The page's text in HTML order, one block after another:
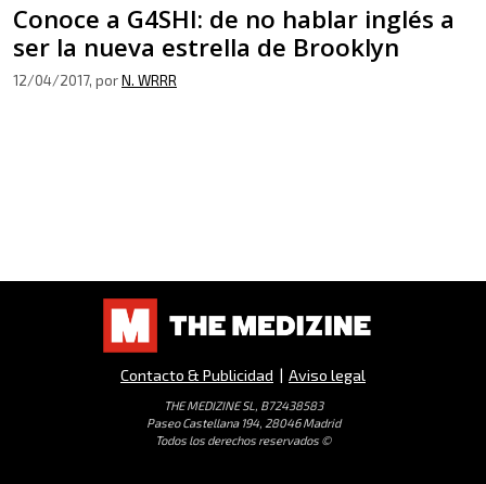
Conoce a G4SHI: de no hablar inglés a
ser la nueva estrella de Brooklyn
12/04/2017, porN. WRRR
Contacto & Publicidad | Aviso legal
THE MEDIZINE SL, B72438583
Paseo Castellana 194, 28046 Madrid
Todos los derechos reservados ©